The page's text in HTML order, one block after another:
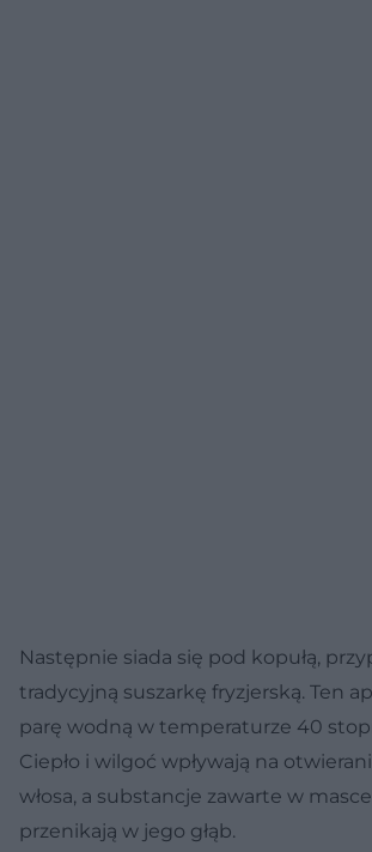
Następnie siada się pod kopułą,
tradycyjną suszarkę fryzjerską. Ten
parę wodną w temperaturze 40
Ciepło i wilgoć wpływają na
włosa, a substancje zawarte w
przenikają w jego głąb.